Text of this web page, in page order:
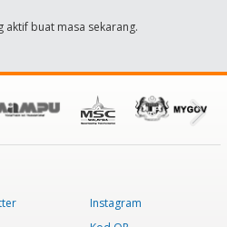
aktif buat masa sekarang.
Instagram